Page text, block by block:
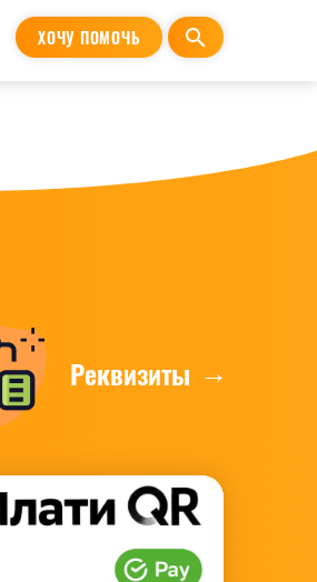
ХОЧУ ПОМОЧЬ search
Реквизиты